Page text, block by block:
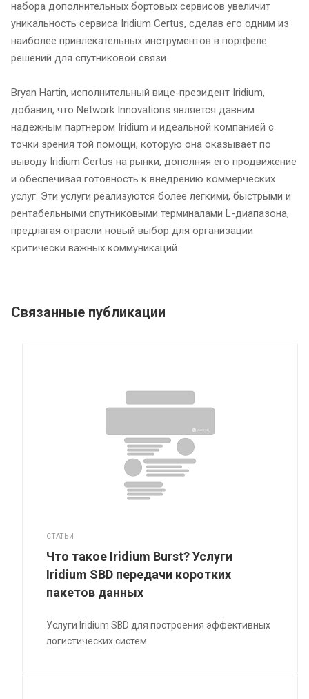
набора дополнительных бортовых сервисов увеличит
уникальность сервиса Iridium Certus, сделав его одним из
наиболее привлекательных инструментов в портфеле
решений для спутниковой связи.
Bryan Hartin, исполнительный вице-президент Iridium,
добавил, что Network Innovations является давним
надежным партнером Iridium и идеальной компанией с
точки зрения той помощи, которую она оказывает по
выводу Iridium Certus на рынки, дополняя его продвижение
и обеспечивая готовность к внедрению коммерческих
услуг. Эти услуги реализуются более легкими, быстрыми и
рентабельными спутниковыми терминалами L-диапазона,
предлагая отрасли новый выбор для организации
критически важных коммуникаций.
Связанные публикации
СТАТЬИ
Что такое Iridium Burst? Услуги
Iridium SBD передачи коротких
пакетов данных
Услуги Iridium SBD для построения эффективных
логистических систем